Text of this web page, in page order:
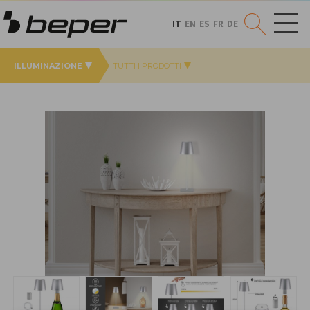
IT EN ES FR DE
ILLUMINAZIONE TUTTI I PRODOTTI